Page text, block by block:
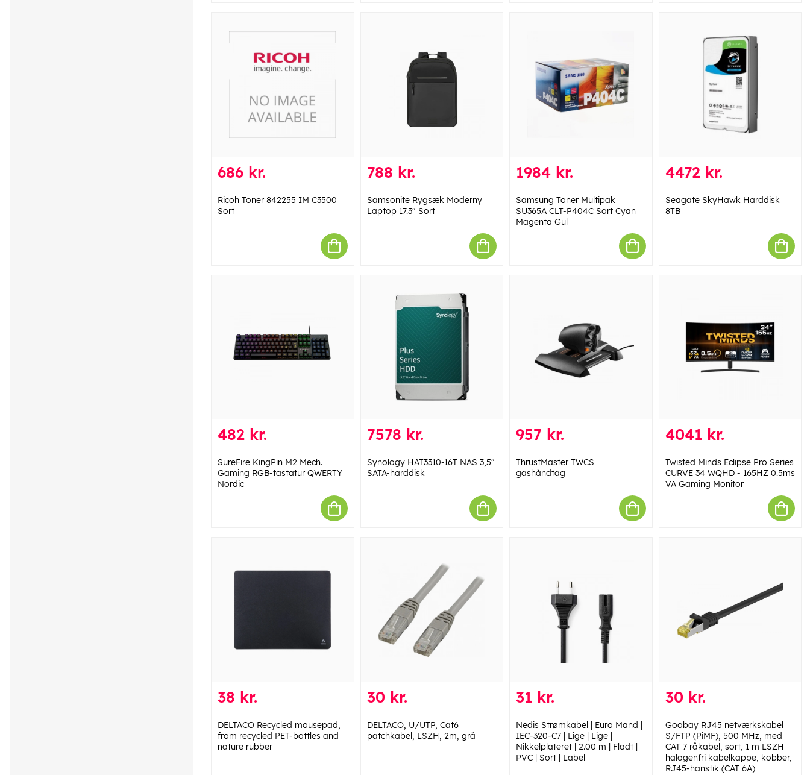
686 kr.
Ricoh Toner 842255 IM C3500
Sort
788 kr.
Samsonite Rygsæk Moderny
Laptop 17.3" Sort
1984 kr.
Samsung Toner Multipak
SU365A CLT-P404C Sort Cyan
Magenta Gul
4472 kr.
Seagate SkyHawk Harddisk
8TB
482 kr.
SureFire KingPin M2 Mech.
Gaming RGB-tastatur QWERTY
Nordic
7578 kr.
Synology HAT3310-16T NAS 3,5"
SATA-harddisk
957 kr.
ThrustMaster TWCS
gashåndtag
4041 kr.
Twisted Minds Eclipse Pro Series
CURVE 34 WQHD - 165HZ 0.5ms
VA Gaming Monitor
38 kr.
DELTACO Recycled mousepad,
from recycled PET-bottles and
nature rubber
30 kr.
DELTACO, U/UTP, Cat6
patchkabel, LSZH, 2m, grå
31 kr.
Nedis Strømkabel | Euro Mand |
IEC-320-C7 | Lige | Lige |
Nikkelplateret | 2.00 m | Fladt |
PVC | Sort | Label
30 kr.
Goobay RJ45 netværkskabel
S/FTP (PiMF), 500 MHz, med
CAT 7 råkabel, sort, 1 m LSZH
halogenfri kabelkappe, kobber,
RJ45-hanstik (CAT 6A)